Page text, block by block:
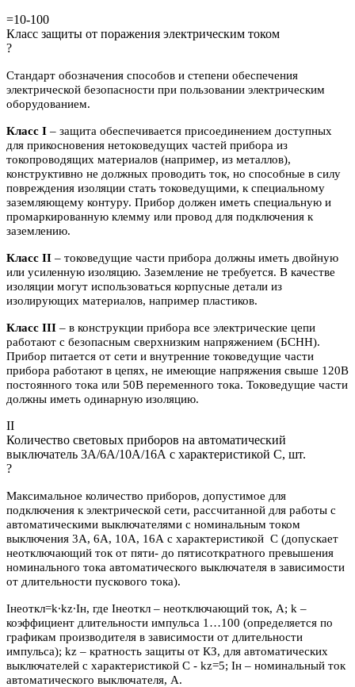
=10-100
Класс защиты от поражения электрическим током
?
Стандарт обозначения способов и степени обеспечения
электрической безопасности при пользовании электрическим
оборудованием.
Класс I – защита обеспечивается присоединением доступных
для прикосновения нетоковедущих частей прибора из
токопроводящих материалов (например, из металлов),
конструктивно не должных проводить ток, но способные в силу
повреждения изоляции стать токоведущими, к специальному
заземляющему контуру. Прибор должен иметь специальную и
промаркированную клемму или провод для подключения к
заземлению.
Класс II – токоведущие части прибора должны иметь двойную
или усиленную изоляцию. Заземление не требуется. В качестве
изоляции могут использоваться корпусные детали из
изолирующих материалов, например пластиков.
Класс III – в конструкции прибора все электрические цепи
работают с безопасным сверхнизким напряжением (БСНН).
Прибор питается от сети и внутренние токоведущие части
прибора работают в цепях, не имеющие напряжения свыше 120В
постоянного тока или 50В переменного тока. Токоведущие части
должны иметь одинарную изоляцию.
II
Количество световых приборов на автоматический
выключатель 3А/6А/10А/16А с характеристикой C, шт.
?
Максимальное количество приборов, допустимое для
подключения к электрической сети, рассчитанной для работы с
автоматическими выключателями с номинальным током
выключения 3А, 6А, 10А, 16А с характеристикой С (допускает
неотключающий ток от пяти- до пятисоткратного превышения
номинального тока автоматического выключателя в зависимости
от длительности пускового тока).
Iнеоткл=k∙kz∙Iн, где Iнеоткл – неотключающий ток, А; k –
коэффициент длительности импульса 1…100 (определяется по
графикам производителя в зависимости от длительности
импульса); kz – кратность защиты от КЗ, для автоматических
выключателей с характеристикой C - kz=5; Iн – номинальный ток
автоматического выключателя, А.